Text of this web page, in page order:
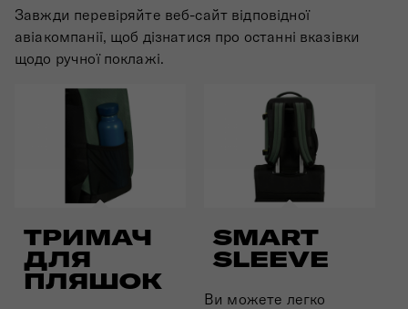
Завжди перевіряйте веб-сайт відповідної
авіакомпанії, щоб дізнатися про останні вказівки
щодо ручної поклажі.
ТРИМАЧ
ДЛЯ
ПЛЯШОК
SMART
SLEEVE
Ви можете легко